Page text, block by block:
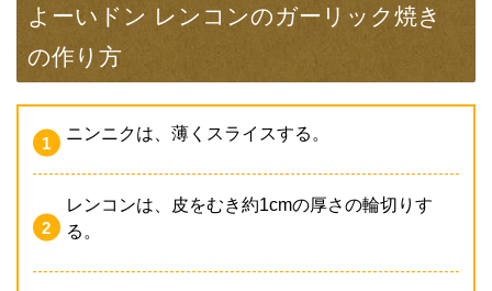
よーいドン レンコンのガーリック焼き
の作り方
ニンニクは、薄くスライスする。
レンコンは、皮をむき約1cmの厚さの輪切りす
る。